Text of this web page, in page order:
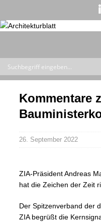
Kommentare
26. September 2022
ZIA-Präsident Andreas
hat die Zeichen der Zeit
Der Spitzenverband der
ZIA begrüßt die